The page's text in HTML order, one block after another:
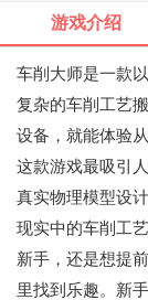
游戏介绍
车削大师是一款
复杂的车削工艺
设备，就能体验
这款游戏最吸引
真实物理模型设
现实中的车削工
新手，还是想提
里找到乐趣。新